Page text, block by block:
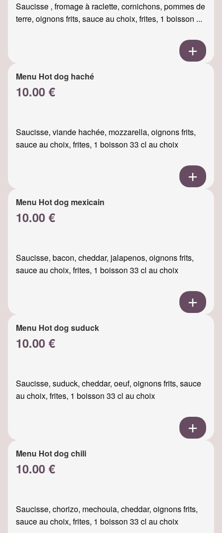
Saucisse , fromage à raclette, cornichons, pommes de
terre, oignons frits, sauce au choix, frites, 1 boisson ...
Menu Hot dog haché
10.00 €
Saucisse, viande hachée, mozzarella, oignons frits,
sauce au choix, frites, 1 boisson 33 cl au choix
Menu Hot dog mexicain
10.00 €
Saucisse, bacon, cheddar, jalapenos, oignons frits,
sauce au choix, frites, 1 boisson 33 cl au choix
Menu Hot dog suduck
10.00 €
Saucisse, suduck, cheddar, oeuf, oignons frits, sauce
au choix, frites, 1 boisson 33 cl au choix
Menu Hot dog chili
10.00 €
Saucisse, chorizo, mechouia, cheddar, oignons frits,
sauce au choix, frites, 1 boisson 33 cl au choix